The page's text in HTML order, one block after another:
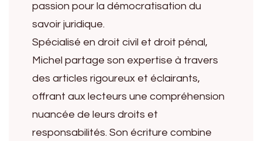
passion pour la démocratisation du
savoir juridique.
Spécialisé en droit civil et droit pénal,
Michel partage son expertise à travers
des articles rigoureux et éclairants,
offrant aux lecteurs une compréhension
nuancée de leurs droits et
responsabilités. Son écriture combine